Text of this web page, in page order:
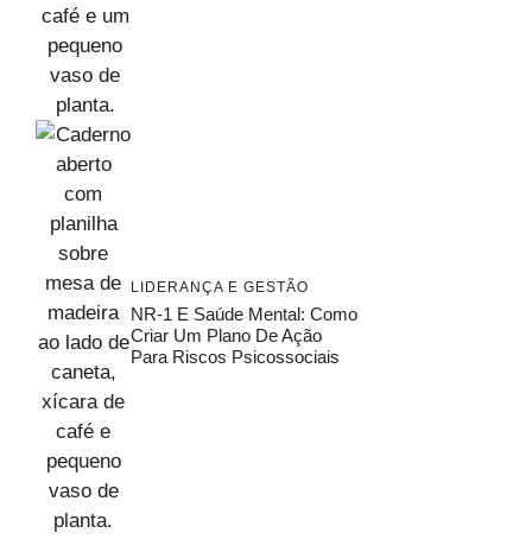
LIDERANÇA E GESTÃO
NR-1 E Saúde Mental: Como
Criar Um Plano De Ação
Para Riscos Psicossociais